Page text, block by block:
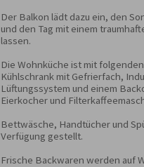
Der Balkon lädt dazu ein, den
und den Tag mit einem
lassen.
Die Wohnküche ist mit
Kühlschrank mit Gefrierfach,
Lüftungssystem und einem
Eierkocher und
Bettwäsche, Handtücher und
Verfügung gestellt.
Frische Backwaren werden auf